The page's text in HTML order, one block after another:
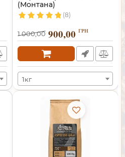
(Монтана)
(8)
1 000,00 900,00 ГРН
1кг